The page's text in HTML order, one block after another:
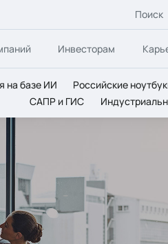
Поиск
Инвесторам
на базе ИИ Российские
САПР и ГИС